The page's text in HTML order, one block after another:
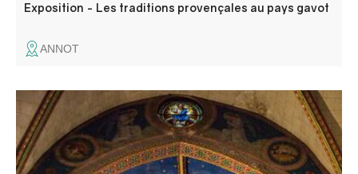
Exposition - Les traditions provençales au pays gavot
ANNOT
Découverte de l’ancienne cathédrale Notre-Dame de
l’Assomption, édifice majeur de la cité d’Entrevaux, mêlant
architecture gothique et décors baroques.